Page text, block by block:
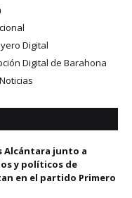
Digital
Digital de Barahona
Alcántara junto a
y políticos de
en el partido Primero